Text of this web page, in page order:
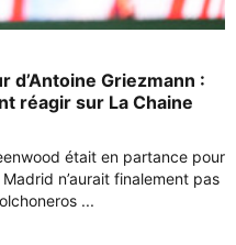
d’Antoine Griezmann :
réagir sur La Chaine
était en partance pour
n’aurait finalement pas
...